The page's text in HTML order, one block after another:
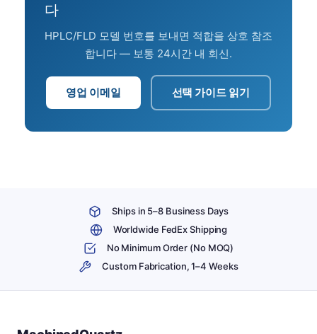
다
HPLC/FLD 모델 번호를 보내면 적합을 상호 참조
합니다 — 보통 24시간 내 회신.
영업 이메일 선택 가이드 읽기
Ships in 5–8 Business Days
Worldwide FedEx Shipping
No Minimum Order (No MOQ)
Custom Fabrication, 1–4 Weeks